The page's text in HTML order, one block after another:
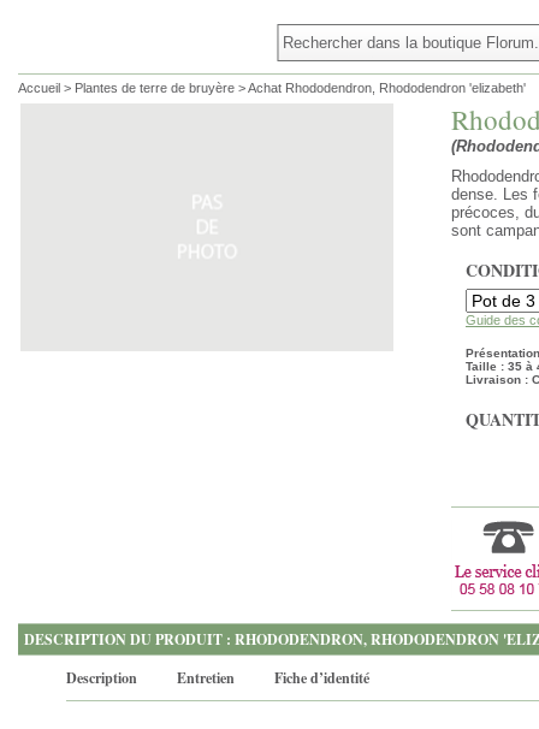
Accueil > Plantes de terre de bruyère >Achat Rhododendron, Rhododendron 'elizabeth'
dense. Les
précoces,
sont
Guide des
Taille : 35 à
Livraison :
DESCRIPTION DU PRODUIT : RHODODENDRON, RHODODENDRON
Description
Entretien Fiche d’identité